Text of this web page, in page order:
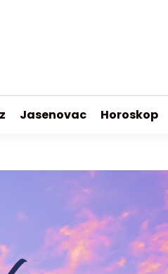
Jasenovac Horoskop